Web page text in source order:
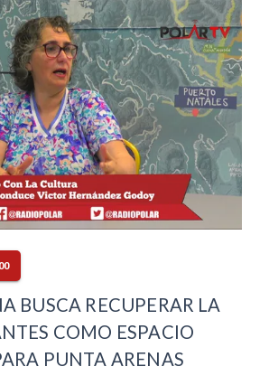
BUSCA RECUPERAR LA
COMO ESPACIO
PUNTA ARENAS